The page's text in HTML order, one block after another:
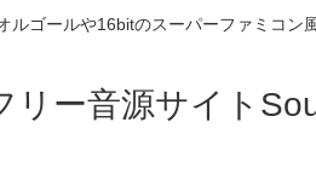
ルゴールや16bitのスーパーファミコン
リー音源サイト